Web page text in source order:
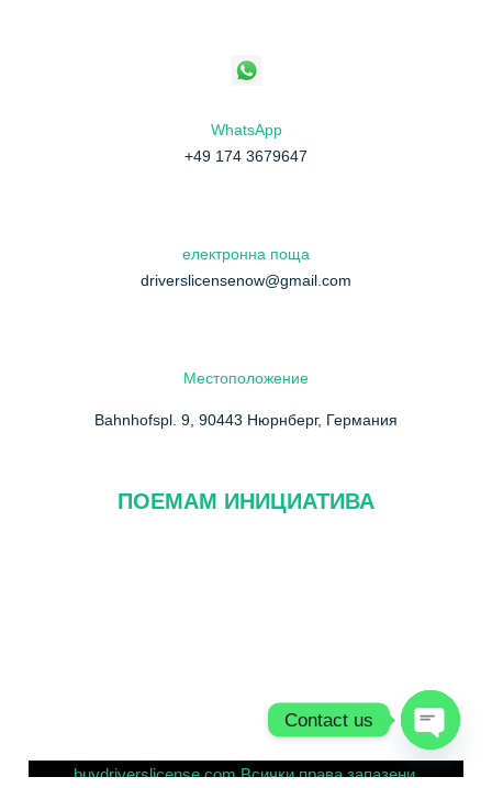
ПОЕМАМ ИНИЦИАТИВА
WhatsApp
+49 174 3679647
електронна поща
driverslicensenow@gmail.com
Местоположение
Bahnhofspl. 9, 90443 Нюрнберг, Германия
buydriverslicense.com Всички права запазени.
Contact us
Open